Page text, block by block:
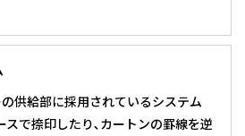
供給部に採用されているシステム
スで捺印したり､カートンの罫線を逆